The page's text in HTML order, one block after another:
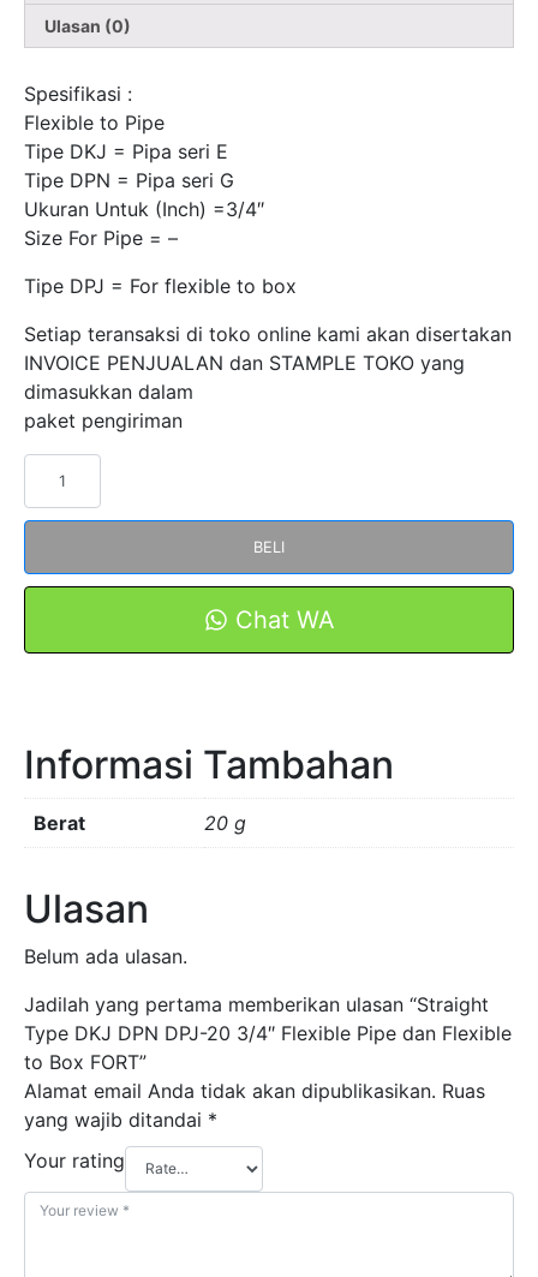
Ulasan (0)
Spesifikasi :
Flexible to Pipe
Tipe DKJ = Pipa seri E
Tipe DPN = Pipa seri G
Ukuran Untuk (Inch) =3/4″
Size For Pipe = –
Tipe DPJ = For flexible to box
Setiap teransaksi di toko online kami akan disertakan
INVOICE PENJUALAN dan STAMPLE TOKO yang
dimasukkan dalam
paket pengiriman
Type
DPN
dan
Flexible
to
Box
BELI
Chat WA
Informasi Tambahan
Berat 20 g
Ulasan
Belum ada ulasan.
Jadilah yang pertama memberikan ulasan “Straight
Type DKJ DPN DPJ-20 3/4″ Flexible Pipe dan Flexible
to Box FORT”
Alamat email Anda tidak akan dipublikasikan. Ruas
yang wajib ditandai *
Your rating